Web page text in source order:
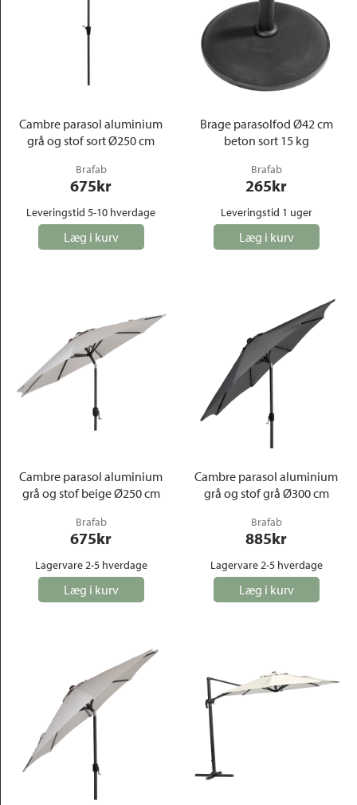
Cambre parasol aluminium
grå og stof sort Ø250 cm
Brafab
675kr
Leveringstid 5-10 hverdage
Læg i kurv
Brage parasolfod Ø42 cm
beton sort 15 kg
Brafab
265kr
Leveringstid 1 uger
Læg i kurv
Cambre parasol aluminium
grå og stof beige Ø250 cm
Brafab
675kr
Lagervare 2-5 hverdage
Læg i kurv
Cambre parasol aluminium
grå og stof grå Ø300 cm
Brafab
885kr
Lagervare 2-5 hverdage
Læg i kurv